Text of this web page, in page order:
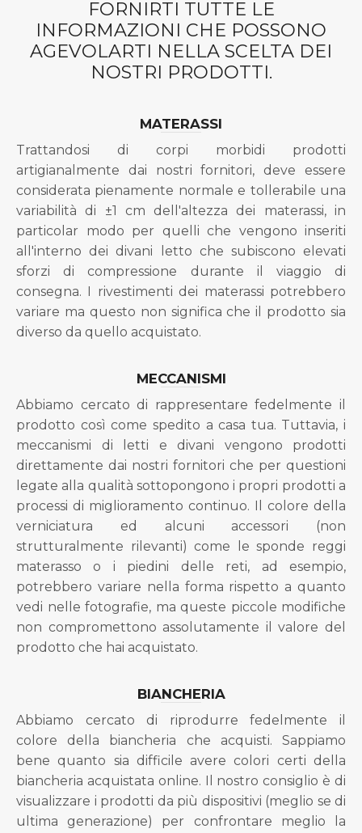
FORNIRTI TUTTE LE
INFORMAZIONI CHE POSSONO
AGEVOLARTI NELLA SCELTA DEI
NOSTRI PRODOTTI.
MATERASSI
Trattandosi di corpi morbidi prodotti
artigianalmente dai nostri fornitori, deve essere
considerata pienamente normale e tollerabile una
variabilità di ±1 cm dell'altezza dei materassi, in
particolar modo per quelli che vengono inseriti
all'interno dei divani letto che subiscono elevati
sforzi di compressione durante il viaggio di
consegna. I rivestimenti dei materassi potrebbero
variare ma questo non significa che il prodotto sia
diverso da quello acquistato.
MECCANISMI
Abbiamo cercato di rappresentare fedelmente il
prodotto così come spedito a casa tua. Tuttavia, i
meccanismi di letti e divani vengono prodotti
direttamente dai nostri fornitori che per questioni
legate alla qualità sottopongono i propri prodotti a
processi di miglioramento continuo. Il colore della
verniciatura ed alcuni accessori (non
strutturalmente rilevanti) come le sponde reggi
materasso o i piedini delle reti, ad esempio,
potrebbero variare nella forma rispetto a quanto
vedi nelle fotografie, ma queste piccole modifiche
non compromettono assolutamente il valore del
prodotto che hai acquistato.
BIANCHERIA
Abbiamo cercato di riprodurre fedelmente il
colore della biancheria che acquisti. Sappiamo
bene quanto sia difficile avere colori certi della
biancheria acquistata online. Il nostro consiglio è di
visualizzare i prodotti da più dispositivi (meglio se di
ultima generazione) per confrontare meglio la